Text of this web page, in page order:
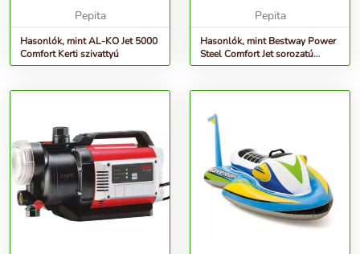
Pepita
Hasonlók, mint AL-KO Jet 5000
Comfort Kerti szivattyú
Pepita
Hasonlók, mint Bestway Power
Steel Comfort Jet sorozatú
ovális medencekészlet, 6...